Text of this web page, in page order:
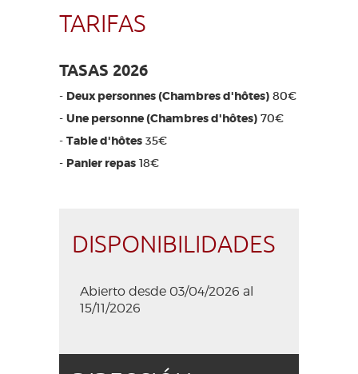
TARIFAS
TASAS 2026
- Deux personnes (Chambres d'hôtes) 80€
- Une personne (Chambres d'hôtes) 70€
- Table d'hôtes 35€
- Panier repas 18€
DISPONIBILIDADES
Abierto desde 03/04/2026 al
15/11/2026